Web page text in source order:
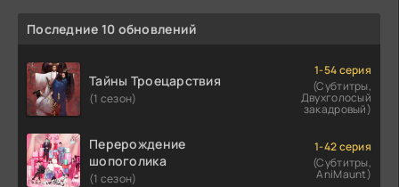
Последние 10 обновлений
Тайны Троецарствия
(1 сезон)
1-54 серия
(Субтитры,
Двухголосый
закадровый)
Перерождение
шопоголика
(1 сезон)
1-42 серия
(Субтитры,
AniMaunt)